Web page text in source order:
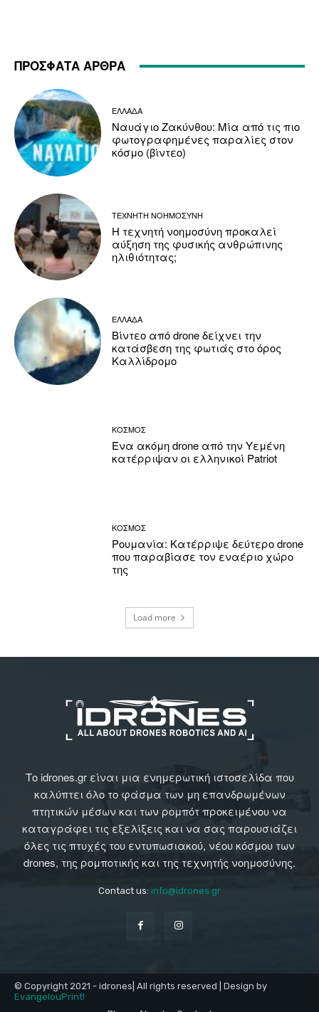
ΠΡΟΣΦΑΤΑ ΑΡΘΡΑ
ΕΛΛΑΔΑ
Ναυάγιο Ζακύνθου: Μία από τις πιο
φωτογραφημένες παραλίες στον
κόσμο (βίντεο)
ΤΕΧΝΗΤΗ ΝΟΗΜΟΣΥΝΗ
Η τεχνητή νοημοσύνη προκαλεί
αύξηση της φυσικής ανθρώπινης
ηλιθιότητας;
ΕΛΛΑΔΑ
Βίντεο από drone δείχνει την
κατάσβεση της φωτιάς στο όρος
Καλλίδρομο
ΚΟΣΜΟΣ
Ένα ακόμη drone από την Υεμένη
κατέρριψαν οι ελληνικοί Patriot
ΚΟΣΜΟΣ
Ρουμανία: Κατέρριψε δεύτερο drone
που παραβίασε τον εναέριο χώρο
της
Load more
Το idrones.gr είναι μια ενημερωτική ιστοσελίδα που
καλύπτει όλο το φάσμα των μη επανδρωμένων
πτητικών μέσων και των ρομπότ προκειμένου να
καταγράφει τις εξελίξεις και να σας παρουσιάζει
όλες τις πτυχές του εντυπωσιακού, νέου κόσμου των
drones, της ρομποτικής και της τεχνητής νοημοσύνης.
Contact us: info@idrones.gr
© Copyright 2021 - idrones| All rights reserved | Design by
EvangelouPrint!